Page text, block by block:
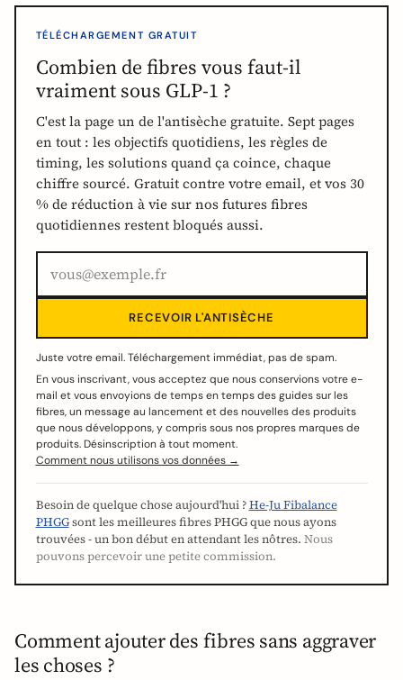
TÉLÉCHARGEMENT GRATUIT
Combien de fibres vous faut-il
vraiment sous GLP-1 ?
C'est la page un de l'antisèche gratuite. Sept pages
en tout : les objectifs quotidiens, les règles de
timing, les solutions quand ça coince, chaque
chiffre sourcé. Gratuit contre votre email, et vos 30
% de réduction à vie sur nos futures fibres
quotidiennes restent bloqués aussi.
RECEVOIR L'ANTISÈCHE
Juste votre email. Téléchargement immédiat, pas de spam.
En vous inscrivant, vous acceptez que nous conservions votre e-
mail et vous envoyions de temps en temps des guides sur les
fibres, un message au lancement et des nouvelles des produits
que nous développons, y compris sous nos propres marques de
produits. Désinscription à tout moment.
Comment nous utilisons vos données →
Besoin de quelque chose aujourd'hui ?He-Ju Fibalance
PHGGsont les meilleures fibres PHGG que nous ayons
trouvées - un bon début en attendant les nôtres. Nous
pouvons percevoir une petite commission.
Comment ajouter des fibres sans aggraver
les choses ?